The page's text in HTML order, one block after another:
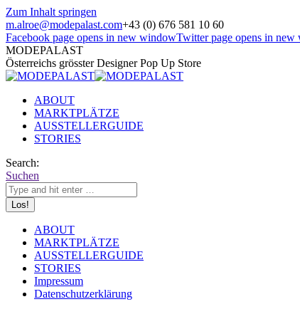
Zum Inhalt springen
m.alroe@modepalast.com+43 (0) 676 581 10 60
Facebook page opens in new windowTwitter page opens in
MODEPALAST
Österreichs grösster Designer Pop Up Store
ABOUT
MARKTPLÄTZE
AUSSTELLERGUIDE
STORIES
Search:
Suchen
ABOUT
MARKTPLÄTZE
AUSSTELLERGUIDE
STORIES
Impressum
Datenschutzerklärung